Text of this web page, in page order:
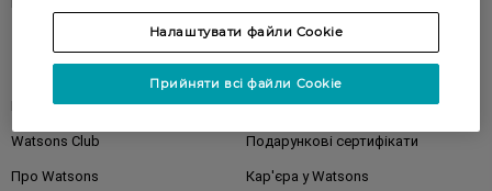
Клієнтам
Правила та умови Магазини
Watsons Club Подарункові сертифікати
Про Watsons Кар'єра у Watsons
Налаштувати файли Cookie
Прийняти всі файли Cookie